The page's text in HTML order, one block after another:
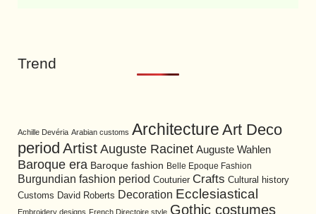
Trend
Achille Devéria Arabian customs Architecture Art Deco
period Artist Auguste Racinet Auguste Wahlen
Baroque era Baroque fashion Belle Epoque Fashion
Burgundian fashion period Couturier Crafts Cultural history
Customs David Roberts Decoration Ecclesiastical
Embroidery designs French Directoire style Gothic costumes